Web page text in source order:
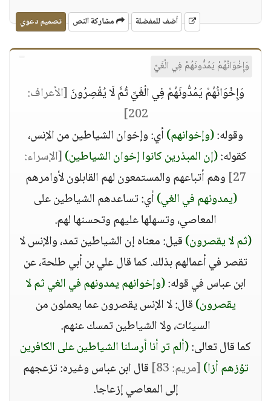
أضف للمفضلة مشاركة النص تصميم دعوي
وَإِخْوَانُهُمْ يَمُدُّونَهُمْ فِي الْغَيِّ
وَإِخْوَانُهُمْ يَمُدُّونَهُمْ فِي الْغَيِّ ثُمَّ لَا يُقْصِرُونَ[الأعراف:
202]
وقوله:(وإخوانهم)أي: وإخوان الشياطين من الإنس،
كقوله:(إن المبذرين كانوا إخوان الشياطين)[الإسراء:
27] وهم أتباعهم والمستمعون لهم القابلون لأوامرهم
(يمدونهم في الغي)أي: تساعدهم الشياطين على
المعاصي، وتسهلها عليهم وتحسنها لهم.
(ثم لا يقصرون)قيل: معناه إن الشياطين تمد، والإنس لا
تقصر في أعمالهم بذلك. كما قال علي بن أبي طلحة، عن
ابن عباس في قوله:(وإخوانهم يمدونهم في الغي ثم لا
يقصرون)قال: لا الإنس يقصرون عما يعملون من
السيئات، ولا الشياطين تمسك عنهم.
كما قال تعالى:(ألم تر أنا أرسلنا الشياطين على الكافرين
تؤزهم أزا)[مريم: 83]
قال ابن عباس وغيره: تزعجهم
إلى المعاصي إزعاجا.